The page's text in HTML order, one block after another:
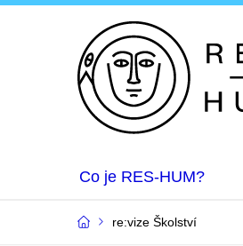
Co je RES-HUM?
re:vize Školství